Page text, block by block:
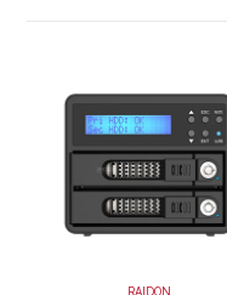
RAIDON